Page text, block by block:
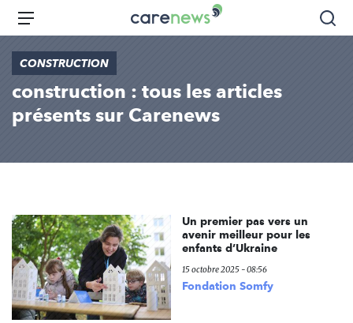
Aller
principal
Carenews,
Le
acteurs
de
l'engagement
Menu
CONSTRUCTION
construction : tous les articles
présents sur Carenews
Un premier pas vers un
avenir meilleur pour les
enfants d’Ukraine
15 octobre 2025 - 08:56
Fondation Somfy